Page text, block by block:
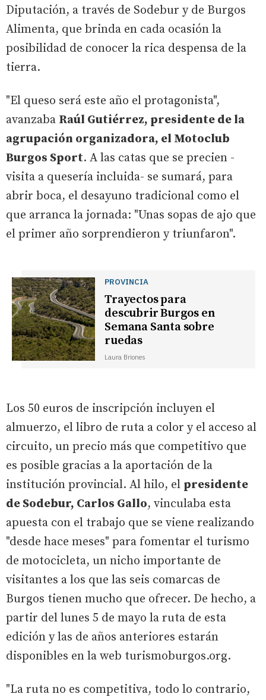
Diputación, a través de Sodebur y de Burgos
Alimenta, que brinda en cada ocasión la
posibilidad de conocer la rica despensa de la
tierra.
"El queso será este año el protagonista",
avanzaba Raúl Gutiérrez, presidente de la
agrupación organizadora, el Motoclub
Burgos Sport. A las catas que se precien -
visita a quesería incluida- se sumará, para
abrir boca, el desayuno tradicional como el
que arranca la jornada: "Unas sopas de ajo que
el primer año sorprendieron y triunfaron".
PROVINCIA
Trayectos para
descubrir Burgos en
Semana Santa sobre
ruedas
Laura Briones
Los 50 euros de inscripción incluyen el
almuerzo, el libro de ruta a color y el acceso al
circuito, un precio más que competitivo que
es posible gracias a la aportación de la
institución provincial. Al hilo, el presidente
de Sodebur, Carlos Gallo, vinculaba esta
apuesta con el trabajo que se viene realizando
"desde hace meses" para fomentar el turismo
de motocicleta, un nicho importante de
visitantes a los que las seis comarcas de
Burgos tienen mucho que ofrecer. De hecho, a
partir del lunes 5 de mayo la ruta de esta
edición y las de años anteriores estarán
disponibles en la web turismoburgos.org.
"La ruta no es competitiva, todo lo contrario,